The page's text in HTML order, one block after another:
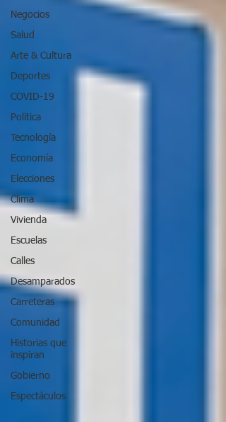
Negocios
Salud
Arte & Cultura
Deportes
COVID-19
Política
Tecnología
Economía
Elecciones
Clima
Vivienda
Escuelas
Calles
Desamparados
Carreteras
Comunidad
Historias que
inspiran
Gobierno
Espectáculos